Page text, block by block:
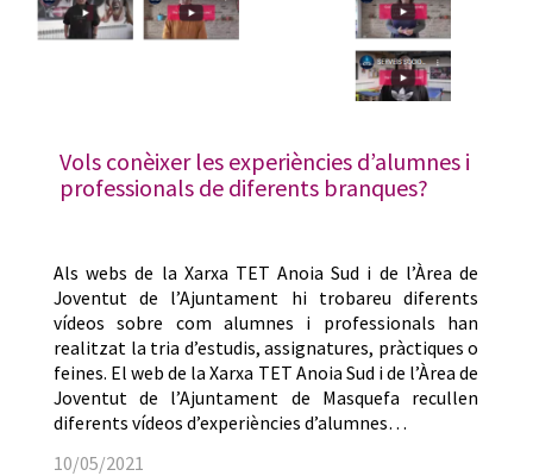
Vols conèixer les experiències d’alumnes i
professionals de diferents branques?
Als webs de la Xarxa TET Anoia Sud i de l’Àrea de
Joventut de l’Ajuntament hi trobareu diferents
vídeos sobre com alumnes i professionals han
realitzat la tria d’estudis, assignatures, pràctiques o
feines. El web de la Xarxa TET Anoia Sud i de l’Àrea de
Joventut de l’Ajuntament de Masquefa recullen
diferents vídeos d’experiències d’alumnes…
10/05/2021